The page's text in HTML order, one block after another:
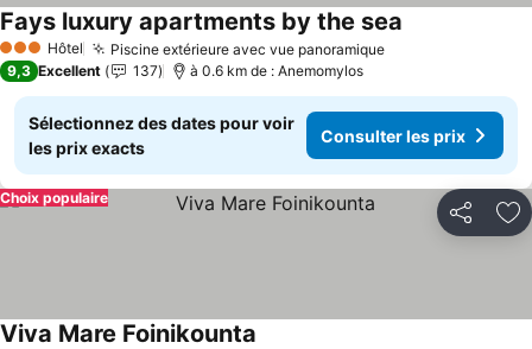
3 ÉtoilesHôtel Piscine extérieure avec vue panoramiqueConsulter les
Fays luxury apartments by the sea
9,3 Excellent 137 à 0.6 km de : Anemomylos
Sélectionnez des dates pour voir
les prix exacts
Consulter les prix
Partager
Choix populaire
Viva Mare Foinikounta